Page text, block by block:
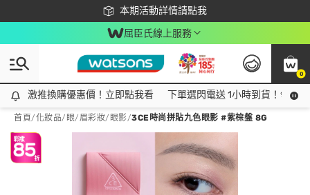
本期活動詳情請點我
下載app最高回饋$350
屈臣氏線上服務
0
激推換購優惠價！立即點我看
激推換購優惠價！立即點我看 下單選閃電送 1小時到貨！領神
首頁/化妝品/ 眼/眉彩妝/ 眼影/3CE時尚拼貼九色眼影 #紫棕盤 8G